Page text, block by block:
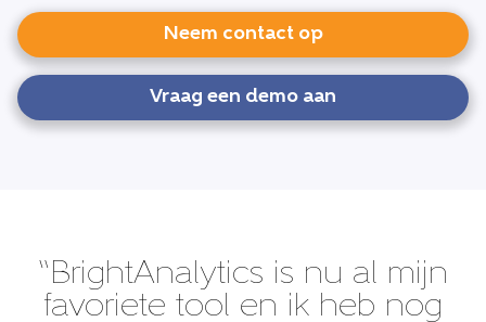
Neem contact op
Vraag een demo aan
“BrightAnalytics is nu al mijn
favoriete tool en ik heb nog